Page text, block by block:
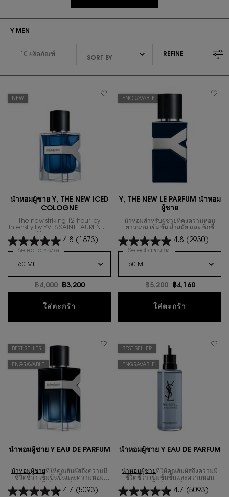
Y MEN
10 ผลิตภัณฑ์ REFINE
NEW
น้ำหอมผู้ชาย Y, THE NEW ICED
COLOGNE
The new striking 12-hour icy
intensity by YVES SAINT LAURENT. A
successful day.
4.8 (1873)
Select a ขนาด for น้ำหอมผู้ชาย Y, THE NEW ICED COLOGNE
ราคาเก่า
฿4,000 ราคาใหม่
฿3,200
ใส่ตะกร้า น้ำหอมผู้ชาย Y, THE NEW ICED
ENGRAVABLE
Y, THE NEW LE PARFUM น้ำหอม
ผู้ชาย
น้ำหอมสำหรับผู้ชายที่คงความหอม
ยาวนาน เข้มข้น ล้ำสมัย และเซ็กซี่
4.8 (2930)
Select a ขนาด for Y, THE NEW LE
ราคาเก่า
฿5,200 ราคาใหม่
฿4,160
ใส่ตะกร้า
BEST SELLER
ENGRAVABLE
นํ้าหอมผู้ชาย Y EAU DE PARFUM
น้ำหอมผู้ชายที่ให้คุณสัมผัสถึงความมี
ชีวิตชีวา เข้มข้นขึ้นและความหอม
4.7 (5093)
BEST SELLER
ENGRAVABLE
นํ้าหอมผู้ชาย Y EAU DE PARFUM
น้ำหอมผู้ชายที่ให้คุณสัมผัสถึงความมี
ชีวิตชีวา เข้มข้นขึ้นและความหอม
4.7 (5093)